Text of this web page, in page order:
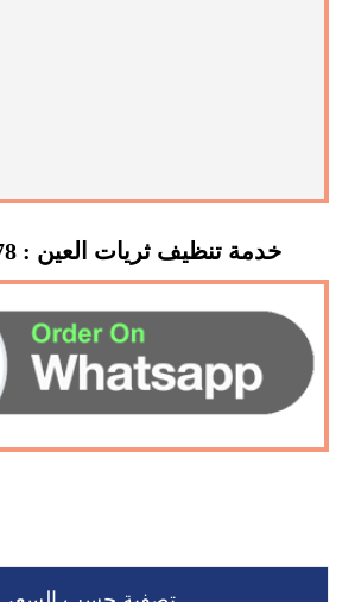
خدمة تنظيف ثريات العين : 0568199078